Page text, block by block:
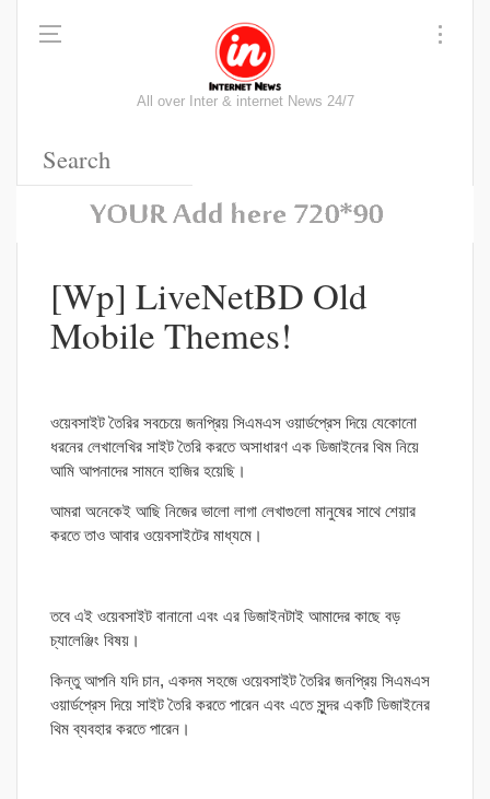
All over Inter & internet News 24/7
[Wp] LiveNetBD Old
Mobile Themes!
ওয়েবসাইট তৈরির সবচেয়ে জনপ্রিয় সিএমএস ওয়ার্ডপ্রেস দিয়ে যেকোনো
ধরনের লেখালেখির সাইট তৈরি করতে অসাধারণ এক ডিজাইনের থিম নিয়ে
আমি আপনাদের সামনে হাজির হয়েছি।
আমরা অনেকেই আছি নিজের ভালো লাগা লেখাগুলো মানুষের সাথে শেয়ার
করতে তাও আবার ওয়েবসাইটের মাধ্যমে।
তবে এই ওয়েবসাইট বানানো এবং এর ডিজাইনটাই আমাদের কাছে বড়
চ্যালেঞ্জিং বিষয়।
কিন্তু আপনি যদি চান, একদম সহজে ওয়েবসাইট তৈরির জনপ্রিয় সিএমএস
ওয়ার্ডপ্রেস দিয়ে সাইট তৈরি করতে পারেন এবং এতে সুন্দর একটি ডিজাইনের
থিম ব্যবহার করতে পারেন।